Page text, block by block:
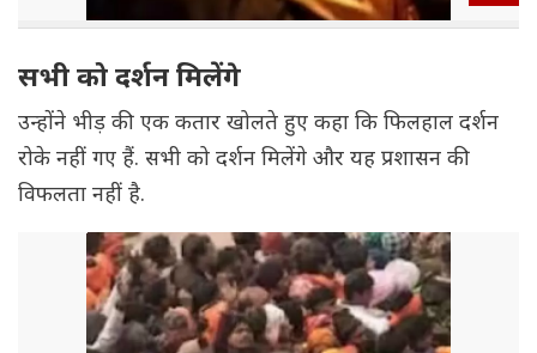
सभी को दर्शन मिलेंगे
उन्होंने भीड़ की एक कतार खोलते हुए कहा कि फिलहाल दर्शन
रोके नहीं गए हैं. सभी को दर्शन मिलेंगे और यह प्रशासन की
विफलता नहीं है.